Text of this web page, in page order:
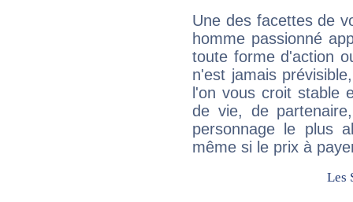
Une des facettes de
homme passionné
toute forme d'action
n'est jamais
l'on vous croit stable
de vie, de
personnage le plus
même si le prix à